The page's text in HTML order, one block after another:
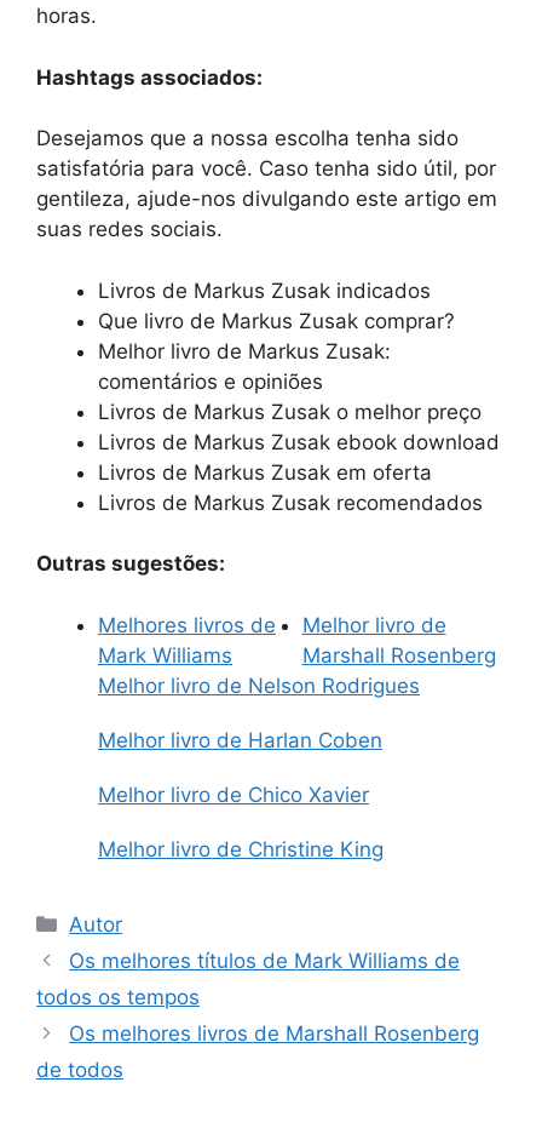
horas.
Hashtags associados:
Desejamos que a nossa escolha tenha sido
satisfatória para você. Caso tenha sido útil, por
gentileza, ajude-nos divulgando este artigo em
suas redes sociais.
Livros de Markus Zusak indicados
Que livro de Markus Zusak comprar?
Melhor livro de Markus Zusak:
comentários e opiniões
Livros de Markus Zusak o melhor preço
Livros de Markus Zusak ebook download
Livros de Markus Zusak em oferta
Livros de Markus Zusak recomendados
Outras sugestões:
Melhores livros de
Mark Williams
Melhor livro de
Marshall Rosenberg
Melhor livro de Nelson Rodrigues
Melhor livro de Harlan Coben
Melhor livro de Chico Xavier
Melhor livro de Christine King
Categorias
Autor
Os melhores títulos de Mark Williams de
todos os tempos
Os melhores livros de Marshall Rosenberg
de todos